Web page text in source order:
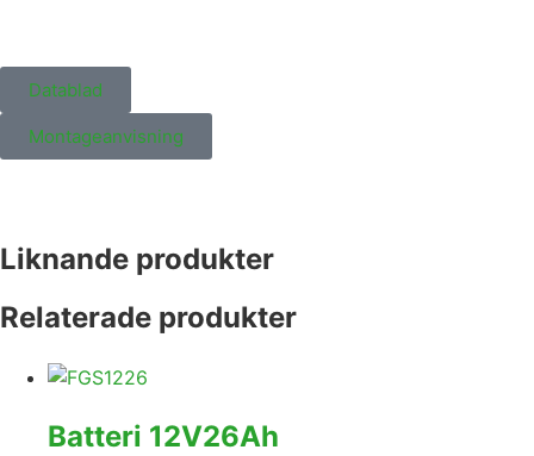
Datablad
Montageanvisning
Liknande produkter
Relaterade produkter
Batteri 12V26Ah